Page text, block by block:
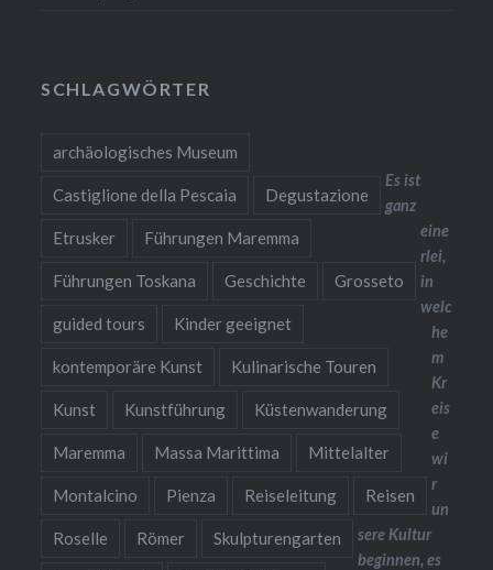
SCHLAGWÖRTER
archäologisches Museum
Castiglione della Pescaia Degustazione
Etrusker Führungen Maremma
Führungen Toskana Geschichte Grosseto
guided tours Kinder geeignet
kontemporäre Kunst Kulinarische Touren
Kunst Kunstführung Küstenwanderung
Maremma Massa Marittima Mittelalter
Montalcino Pienza Reiseleitung Reisen
Roselle Römer Skulpturengarten
Es ist
ganz
eine
rlei,
in
welc
he
m
Kr
eis
e
wi
r
un
sere Kultur
beginnen, es